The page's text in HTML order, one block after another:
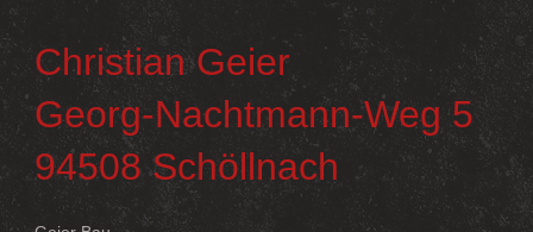
Christian Geier
Georg-Nachtmann-Weg 5
94508 Schöllnach